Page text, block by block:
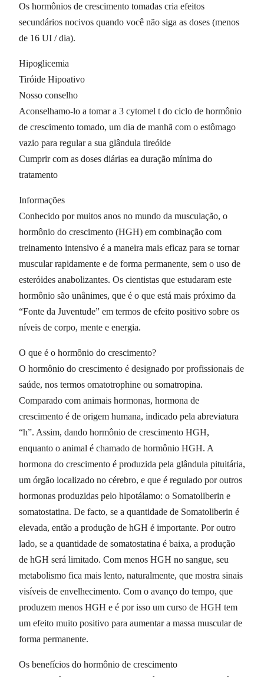
Os hormônios de crescimento tomadas cria efeitos
secundários nocivos quando você não siga as doses (menos
de 16 UI / dia).
Hipoglicemia
Tiróide Hipoativo
Nosso conselho
Aconselhamo-lo a tomar a 3 cytomel t do ciclo de hormônio
de crescimento tomado, um dia de manhã com o estômago
vazio para regular a sua glândula tireóide
Cumprir com as doses diárias ea duração mínima do
tratamento
Informações
Conhecido por muitos anos no mundo da musculação, o
hormônio do crescimento (HGH) em combinação com
treinamento intensivo é a maneira mais eficaz para se tornar
muscular rapidamente e de forma permanente, sem o uso de
esteróides anabolizantes. Os cientistas que estudaram este
hormônio são unânimes, que é o que está mais próximo da
“Fonte da Juventude” em termos de efeito positivo sobre os
níveis de corpo, mente e energia.
O que é o hormônio do crescimento?
O hormônio do crescimento é designado por profissionais de
saúde, nos termos omatotrophine ou somatropina.
Comparado com animais hormonas, hormona de
crescimento é de origem humana, indicado pela abreviatura
“h”. Assim, dando hormônio de crescimento HGH,
enquanto o animal é chamado de hormônio HGH. A
hormona do crescimento é produzida pela glândula pituitária,
um órgão localizado no cérebro, e que é regulado por outros
hormonas produzidas pelo hipotálamo: o Somatoliberin e
somatostatina. De facto, se a quantidade de Somatoliberin é
elevada, então a produção de hGH é importante. Por outro
lado, se a quantidade de somatostatina é baixa, a produção
de hGH será limitado. Com menos HGH no sangue, seu
metabolismo fica mais lento, naturalmente, que mostra sinais
visíveis de envelhecimento. Com o avanço do tempo, que
produzem menos HGH e é por isso um curso de HGH tem
um efeito muito positivo para aumentar a massa muscular de
forma permanente.
Os benefícios do hormônio de crescimento